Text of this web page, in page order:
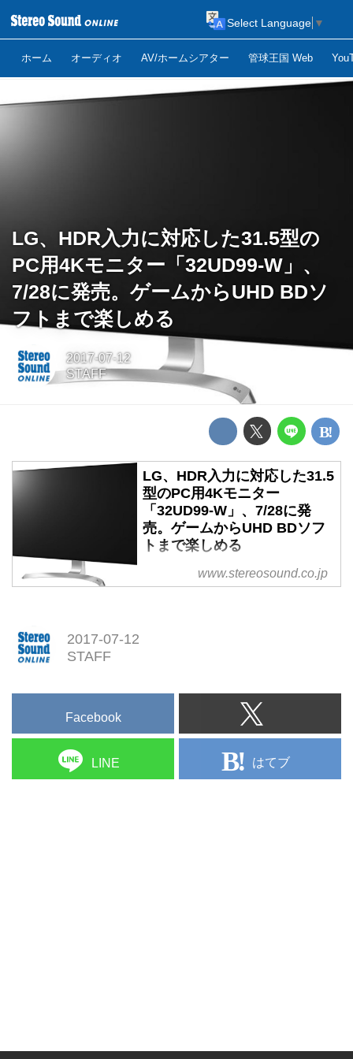
ホーム オーディオ AV/ホームシアター 管球王国 Web
Select Language ▼
LG、HDR入力に対応した31.5型の
PC用4Kモニター「32UD99-W」、
7/28に発売。ゲームからUHD BDソ
フトまで楽しめる
2017-07-12
STAFF
LG、HDR入力に対応した31.5
型のPC用4Kモニター
「32UD99-W」、7/28に発
売。ゲームからUHD BDソフ
トまで楽しめる
LG、HDR入力に対応した31.5型
のPC用4Kモニター「32UD99-
www.stereosound.co.jp
2017-07-12
STAFF
Facebook
LINE はてブ